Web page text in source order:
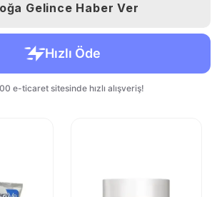
Gelince Haber Ver